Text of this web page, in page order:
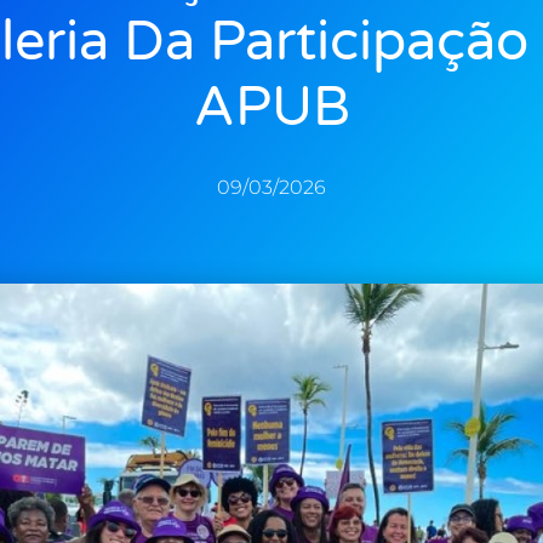
Da Participação
APUB
09/03/2026